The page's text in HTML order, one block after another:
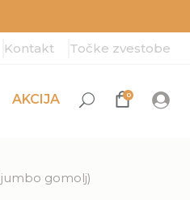
Kontakt Točke zvestobe
AKCIJA 0
gomolj)